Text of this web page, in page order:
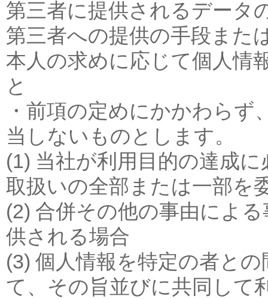
第三者に提供されるデータ
第三者への提供の手段また
本人の求めに応じて個人情
と
・前項の定めにかかわら
当しないものとします。
(1) 当社が利用目的の達成
取扱いの全部または一部を
(2) 合併その他の事由によ
供される場合
(3) 個人情報を特定の者と
て、その旨並びに共同して